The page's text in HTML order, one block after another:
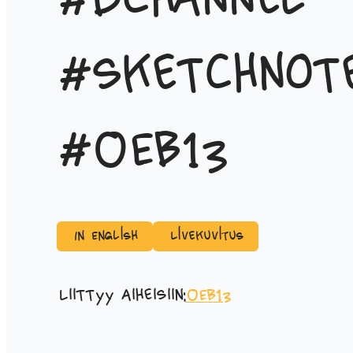
#OEB13
In English Livekuvitus
Liittyy aiheisiin:OEB13